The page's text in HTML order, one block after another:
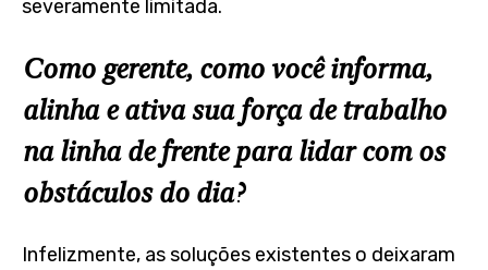
severamente limitada.
Como gerente, como você informa,
alinha e ativa sua força de trabalho
na linha de frente para lidar com os
obstáculos do dia?
Infelizmente, as soluções existentes o deixaram